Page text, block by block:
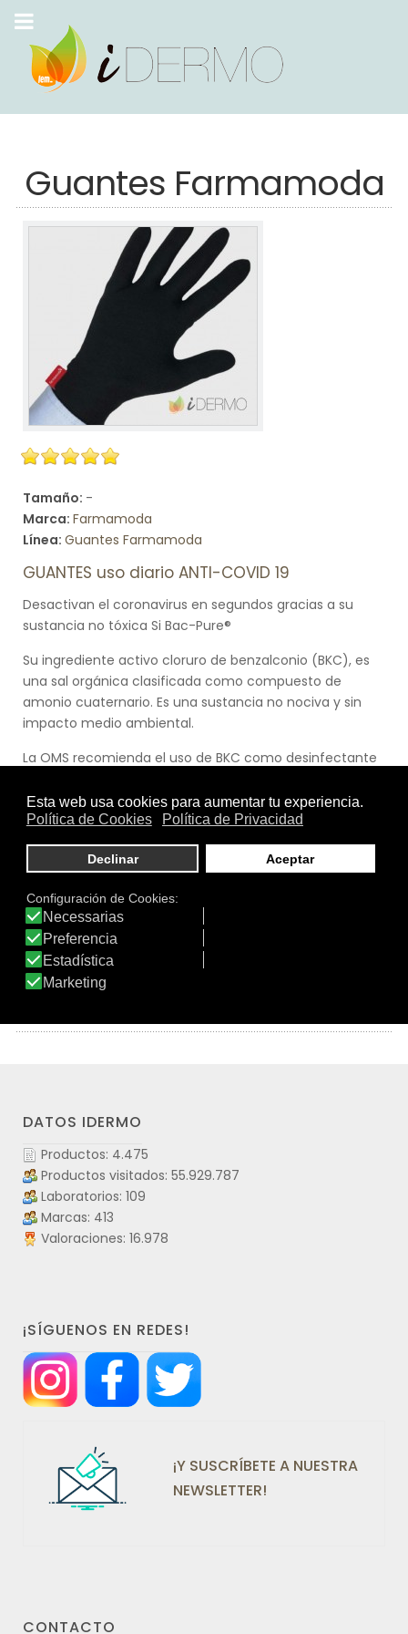
Guantes Farmamoda
Tamaño: -
Marca: Farmamoda
Línea: Guantes Farmamoda
GUANTES uso diario ANTI-COVID 19
Desactivan el coronavirus en segundos gracias a su
sustancia no tóxica Si Bac-Pure®
Su ingrediente activo cloruro de benzalconio (BKC), es
una sal orgánica clasificada como compuesto de
amonio cuaternario. Es una sustancia no nociva y sin
impacto medio ambiental.
La OMS recomienda el uso de BKC como desinfectante
Elimina por contacto la proteína que el virus utiliza
cuerpo humano
Duración más de 100 lavados
Conforme con la norma: “ISO 18184 Rendimiento antiviral
- Determinación de antivirales en productos textiles”.
ID Producto: Si Bac-Pure 101-TF
DATOS IDERMO
Productos: 4.475
Productos visitados: 55.929.787
Laboratorios: 109
Marcas: 413
Valoraciones: 16.978
¡SÍGUENOS EN REDES!
¡Y SUSCRÍBETE A NUESTRA
NEWSLETTER!
CONTACTO